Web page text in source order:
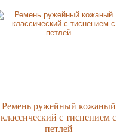
Ремень ружейный кожаный
классический с тиснением с
петлей